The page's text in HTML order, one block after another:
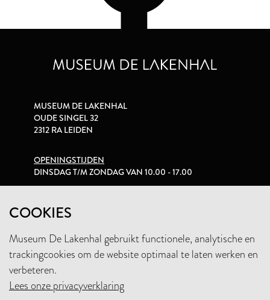
COOKIES
Museum De Lakenhal gebruikt functionele, analytische en
trackingcookies om de website optimaal te laten werken en
verbeteren.
Lees onze privacyverklaring
MUSEUM DE LAKENHAL
OUDE SINGEL 32
2312 RA LEIDEN
OPENINGSTIJDEN
DINSDAG T/M ZONDAG VAN 10.00 - 17.00
+31 (0)71 5165360
INFO@LAKENHAL.NL
STEUN HET MUSEUM